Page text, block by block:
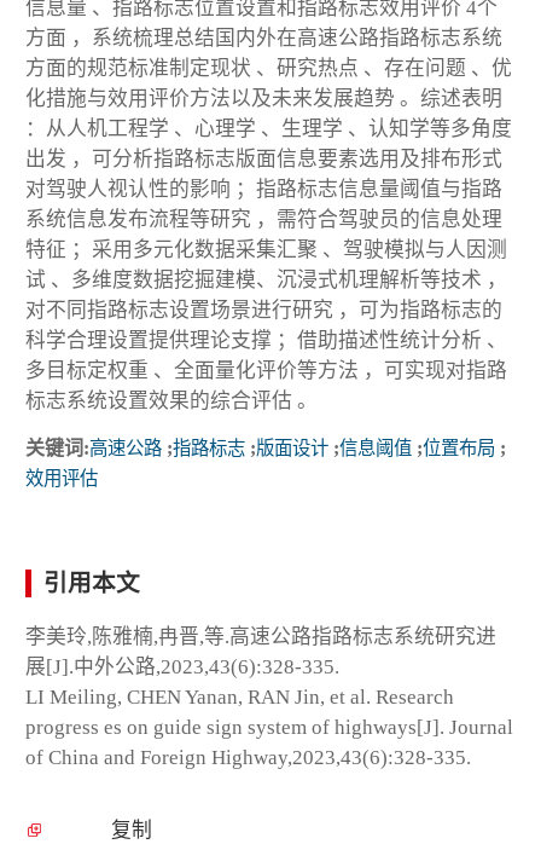
信息量 、指路标志位置设置和指路标志效用评价 4个
方面 ，系统梳理总结国内外在高速公路指路标志系统
方面的规范标准制定现状 、研究热点 、存在问题 、优
化措施与效用评价方法以及未来发展趋势 。综述表明
：从人机工程学 、心理学 、生理学 、认知学等多角度
出发 ，可分析指路标志版面信息要素选用及排布形式
对驾驶人视认性的影响 ；指路标志信息量阈值与指路
系统信息发布流程等研究 ，需符合驾驶员的信息处理
特征 ；采用多元化数据采集汇聚 、驾驶模拟与人因测
试 、多维度数据挖掘建模、沉浸式机理解析等技术 ，
对不同指路标志设置场景进行研究 ，可为指路标志的
科学合理设置提供理论支撑 ；借助描述性统计分析 、
多目标定权重 、全面量化评价等方法 ，可实现对指路
标志系统设置效果的综合评估 。
关键词:高速公路 ;指路标志 ;版面设计 ;信息阈值 ;位置布局 ;
效用评估
引用本文
李美玲,陈雅楠,冉晋,等.高速公路指路标志系统研究进
展[J].中外公路,2023,43(6):328-335.
LI Meiling, CHEN Yanan, RAN Jin, et al. Research
progress es on guide sign system of highways[J]. Journal
of China and Foreign Highway,2023,43(6):328-335.
复制